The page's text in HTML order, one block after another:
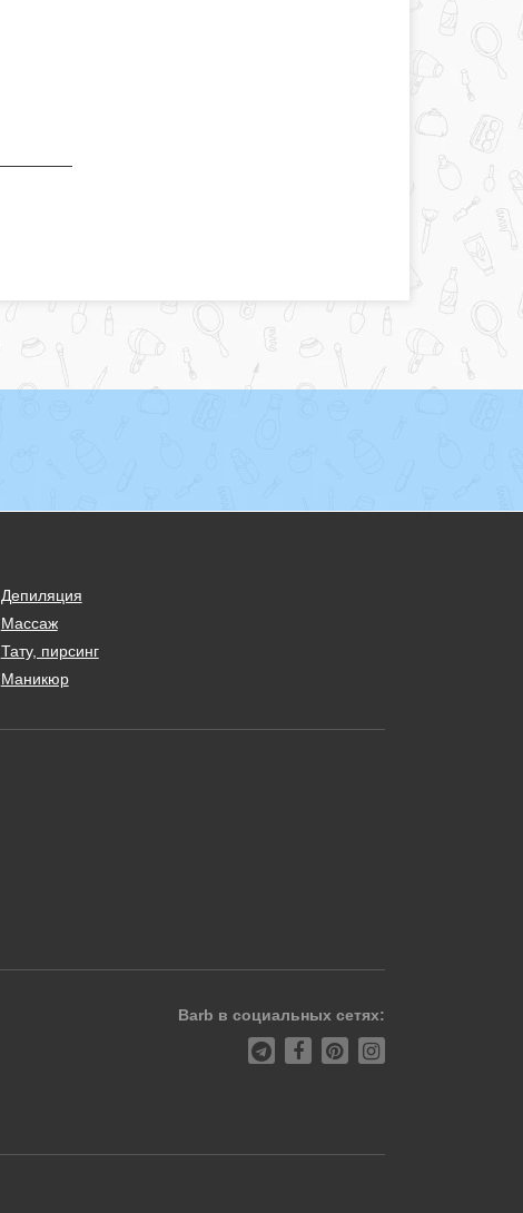
Депиляция
Массаж
Тату, пирсинг
Маникюр
Barb в социальных сетях: